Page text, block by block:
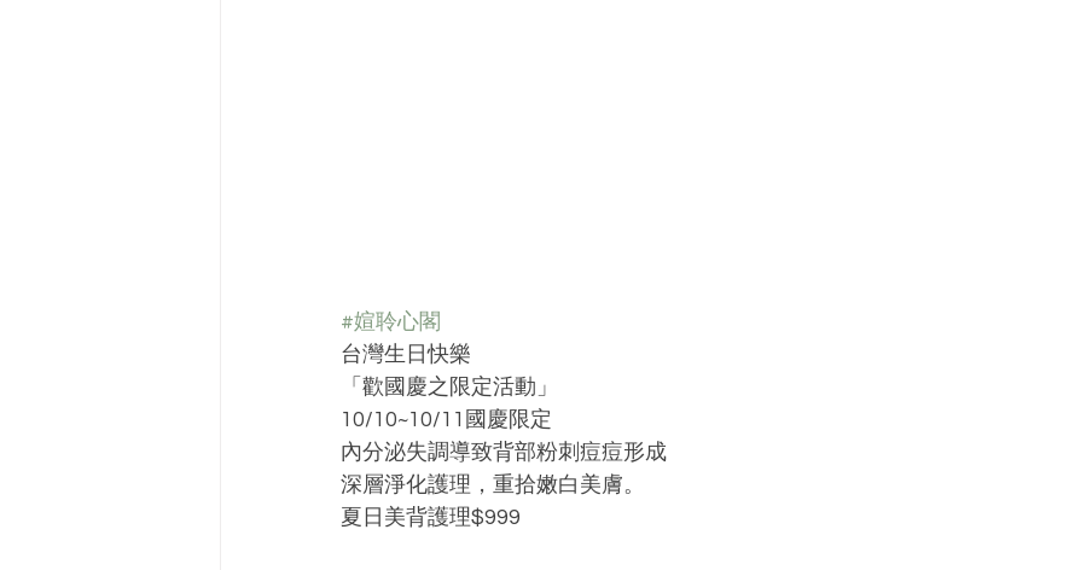
#媗聆心閣
台灣生日快樂﻿
「歡國慶之限定活動」﻿
10/10~10/11國慶限定﻿
內分泌失調導致背部粉刺痘痘形成﻿
深層淨化護理，重拾嫩白美膚。﻿
夏日美背護理$999﻿